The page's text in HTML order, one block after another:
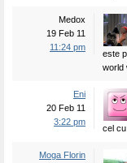
Medox
19 Feb 11
11:24 pm
este
world
Eni
20 Feb 11
3:22 pm
cel
Moga Florin